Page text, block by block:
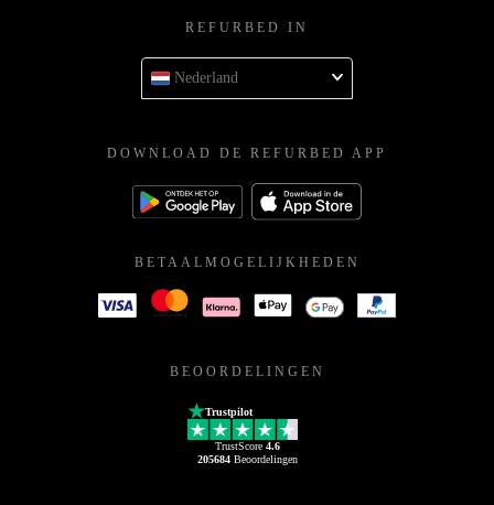
REFURBED IN
Nederland
DOWNLOAD DE REFURBED APP
BETAALMOGELIJKHEDEN
BEOORDELINGEN
Trustpilot
TrustScore 4.6
205684Beoordelingen